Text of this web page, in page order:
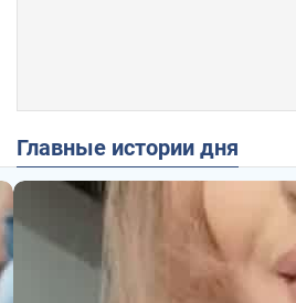
Главные истории дня